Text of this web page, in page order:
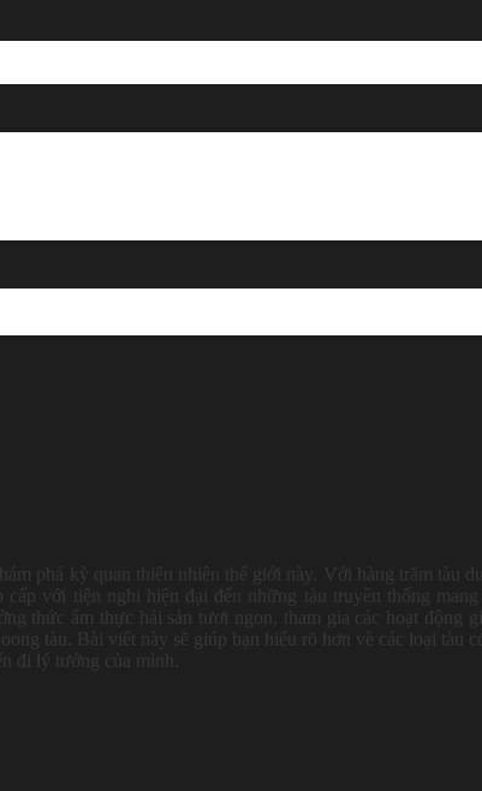
phá kỳ quan thiên nhiên thế giới này. Với hàng trăm tàu du
với tiện nghi hiện đại đến những tàu truyền thống mang
thức ẩm thực hải sản tươi ngon, tham gia các hoạt động
tàu.
Bài viết này sẽ giúp bạn hiểu rõ hơn về các loại tàu có
đi lý tưởng của mình.